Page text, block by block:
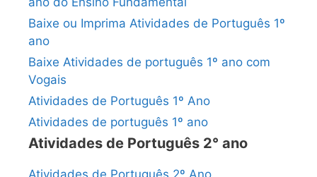
Baixe ou Imprima Atividades de Português 1º
ano
Baixe Atividades de português 1º ano com
Vogais
Atividades de Português 1º Ano
Atividades de português 1º ano
Atividades de Português 2° ano
Atividades de Português 2º Ano